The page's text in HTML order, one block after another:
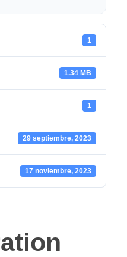
1
1.34 MB
1
29 septiembre, 2023
17 noviembre, 2023